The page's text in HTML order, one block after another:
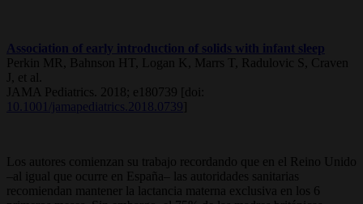
Association of early introduction of solids with infant sleep
Perkin MR, Bahnson HT, Logan K, Marrs T, Radulovic S, Craven
J, et al.
JAMA Pediatrics. 2018; e180739 [doi:
10.1001/jamapediatrics.2018.0739 ]
Los autores comienzan su trabajo recordando que en el Reino Unido
–al igual que ocurre en España– las autoridades sanitarias
recomiendan mantener la lactancia materna exclusiva en los 6